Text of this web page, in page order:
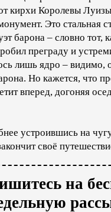
кирхи Королевы
Это стальная
барона – словно тот,
преграду и
лишь ядро – видимо,
Но кажется, что
вперед, догоняя
устроившись на
своё
на